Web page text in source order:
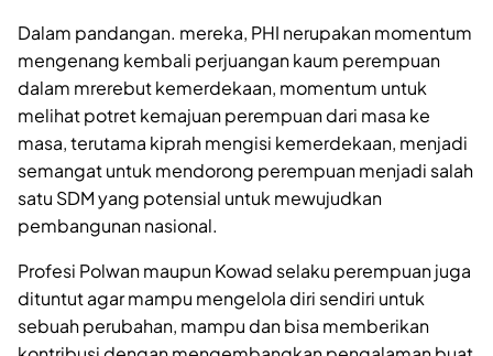
Dalam pandangan. mereka, PHI nerupakan momentum
mengenang kembali perjuangan kaum perempuan
dalam mrerebut kemerdekaan, momentum untuk
melihat potret kemajuan perempuan dari masa ke
masa, terutama kiprah mengisi kemerdekaan, menjadi
semangat untuk mendorong perempuan menjadi salah
satu SDM yang potensial untuk mewujudkan
pembangunan nasional.
Profesi Polwan maupun Kowad selaku perempuan juga
dituntut agar mampu mengelola diri sendiri untuk
sebuah perubahan, mampu dan bisa memberikan